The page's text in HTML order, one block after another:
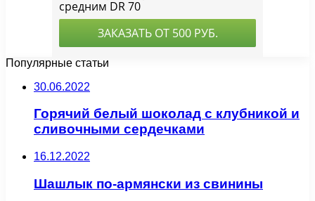
Популярные статьи
30.06.2022
Горячий белый шоколад с клубникой и
сливочными сердечками
16.12.2022
Шашлык по-армянски из свинины